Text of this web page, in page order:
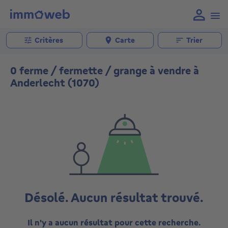
Critères Carte Trier
0 ferme / fermette / grange à vendre à
Anderlecht (1070)
Désolé. Aucun résultat trouvé.
Il n'y a aucun résultat pour cette recherche.